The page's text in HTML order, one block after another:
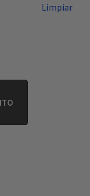
Limpiar